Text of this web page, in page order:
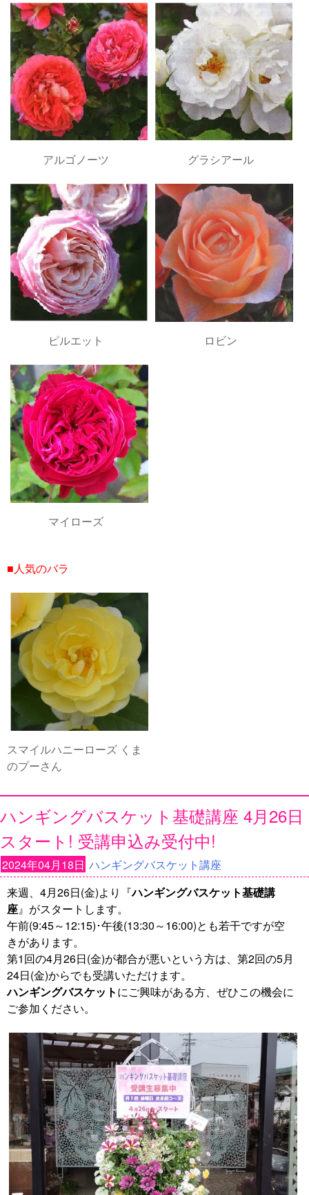
アルゴノーツ グラシアール
ピルエット ロビン
マイローズ
■人気のバラ
スマイルハニーローズ くま
のプーさん
ハンギングバスケット基礎講座 4月26日
スタート! 受講申込み受付中!
2024年04月18日 ハンギングバスケット講座
来週、4月26日(金)より『ハンギングバスケット基礎講
座』がスタートします。
午前(9:45～12:15)･午後(13:30～16:00)とも若干ですが空
きがあります。
第1回の4月26日(金)が都合が悪いという方は、第2回の5月
24日(金)からでも受講いただけます。
ハンギングバスケットにご興味がある方、ぜひこの機会に
ご参加ください。